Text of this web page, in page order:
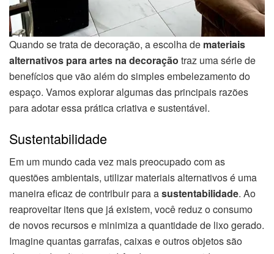
Quando se trata de decoração, a escolha de materiais
alternativos para artes na decoração traz uma série de
benefícios que vão além do simples embelezamento do
espaço. Vamos explorar algumas das principais razões
para adotar essa prática criativa e sustentável.
Sustentabilidade
Em um mundo cada vez mais preocupado com as
questões ambientais, utilizar materiais alternativos é uma
maneira eficaz de contribuir para asustentabilidade. Ao
reaproveitar itens que já existem, você reduz o consumo
de novos recursos e minimiza a quantidade de lixo gerado.
Imagine quantas garrafas, caixas e outros objetos são